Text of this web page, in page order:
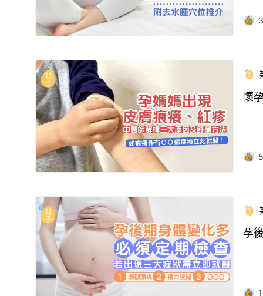
3
懷
5
孕
1